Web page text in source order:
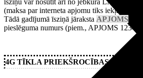
īsziņu var nosūtīt arī no jebkura LMT
(maksa par interneta apjomu tiks iekļauta šī
Tādā gadījumā īsziņā jāraksta APJOMS un
pieslēguma numurs (piem., APJOMS
4G TĪKLA PRIEKŠROCĪBAS